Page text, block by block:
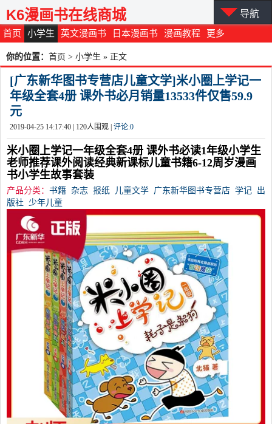
首页 小学生 英文漫画书 日本漫画书 漫画教程 更多
K6漫画书在线商城 导航
你的位置： 首页 > 小学生 » 正文
[广东新华图书专营店儿童文学]米小圈上学记一
年级全套4册 课外书必月销量13533件仅售59.9
元
2019-04-25 14:17:40 | 120人围观 | 评论:0
米小圈上学记一年级全套4册 课外书必读1年级小学生
老师推荐课外阅读经典新课标儿童书籍6-12周岁漫画
书小学生故事套装
产品分类： 书籍 杂志 报纸 儿童文学 广东新华图书专营店 学记 出
版社 少年儿童